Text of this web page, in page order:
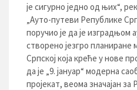
је сигурно једно од њих“,
„Ауто-путеви Републике
поручио је да је изградњом
створено језгро
Српској која креће у нове
да је „9. јануар“ модерна
пројекат, веома значајан